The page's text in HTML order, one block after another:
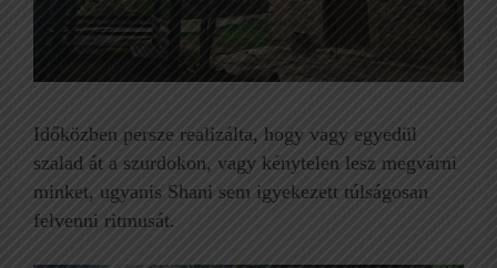
Időközben persze realizálta, hogy vagy egyedül
szalad át a szurdokon, vagy kénytelen lesz megvárni
minket, ugyanis Shani sem igyekezett túlságosan
felvenni ritmusát.